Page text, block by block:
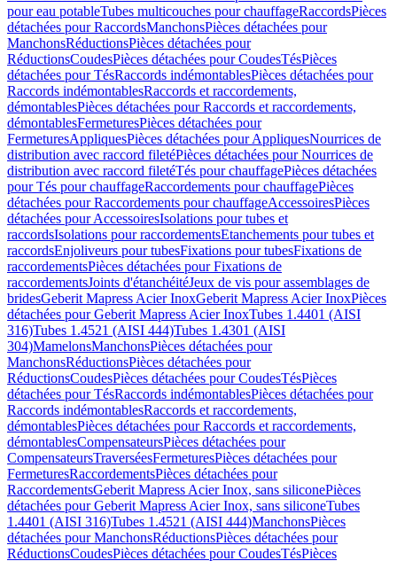
pour eau potableTubes multicouches pour chauffageRaccordsPièces
détachées pour RaccordsManchonsPièces détachées pour
ManchonsRéductionsPièces détachées pour
RéductionsCoudesPièces détachées pour CoudesTésPièces
détachées pour TésRaccords indémontablesPièces détachées pour
Raccords indémontablesRaccords et raccordements,
démontablesPièces détachées pour Raccords et raccordements,
démontablesFermeturesPièces détachées pour
FermeturesAppliquesPièces détachées pour AppliquesNourrices de
distribution avec raccord filetéPièces détachées pour Nourrices de
distribution avec raccord filetéTés pour chauffagePièces détachées
pour Tés pour chauffageRaccordements pour chauffagePièces
détachées pour Raccordements pour chauffageAccessoiresPièces
détachées pour AccessoiresIsolations pour tubes et
raccordsIsolations pour raccordementsEtanchements pour tubes et
raccordsEnjoliveurs pour tubesFixations pour tubesFixations de
raccordementsPièces détachées pour Fixations de
raccordementsJoints d'étanchéitéJeux de vis pour assemblages de
bridesGeberit Mapress Acier InoxGeberit Mapress Acier InoxPièces
détachées pour Geberit Mapress Acier InoxTubes 1.4401 (AISI
316)Tubes 1.4521 (AISI 444)Tubes 1.4301 (AISI
304)MamelonsManchonsPièces détachées pour
ManchonsRéductionsPièces détachées pour
RéductionsCoudesPièces détachées pour CoudesTésPièces
détachées pour TésRaccords indémontablesPièces détachées pour
Raccords indémontablesRaccords et raccordements,
démontablesPièces détachées pour Raccords et raccordements,
démontablesCompensateursPièces détachées pour
CompensateursTraverséesFermeturesPièces détachées pour
FermeturesRaccordementsPièces détachées pour
RaccordementsGeberit Mapress Acier Inox, sans siliconePièces
détachées pour Geberit Mapress Acier Inox, sans siliconeTubes
1.4401 (AISI 316)Tubes 1.4521 (AISI 444)ManchonsPièces
détachées pour ManchonsRéductionsPièces détachées pour
RéductionsCoudesPièces détachées pour CoudesTésPièces